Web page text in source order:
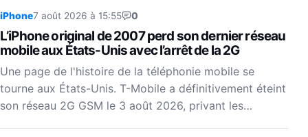
iPhone7 août 2026 à 15:55 0
L’iPhone original de 2007 perd son dernier réseau
mobile aux États-Unis avec l’arrêt de la 2G
Une page de l'histoire de la téléphonie mobile se
tourne aux États-Unis. T-Mobile a définitivement éteint
son réseau 2G GSM le 3 août 2026, privant les…